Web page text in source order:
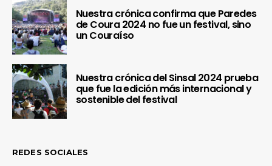
Nuestra crónica confirma que Paredes
de Coura 2024 no fue un festival, sino
un Couraíso
Nuestra crónica del Sinsal 2024 prueba
que fue la edición más internacional y
sostenible del festival
REDES SOCIALES